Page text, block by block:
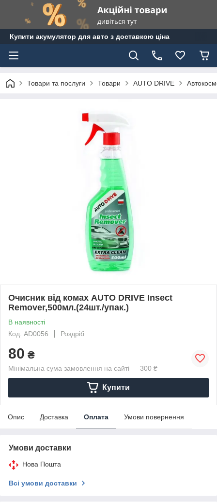
Купити акумулятор для авто з доставкою ціна
Товари та послуги Товари AUTO DRIVE
Очисник від комах AUTO DRIVE Insect
Remover,500мл.(24шт./упак.)
В наявності
Код: AD0056
Роздріб
80 ₴
Мінімальна сума замовлення на сайті — 300 ₴
Купити
Опис Доставка Оплата Умови повернення
Умови доставки
Нова Пошта
Всі умови доставки